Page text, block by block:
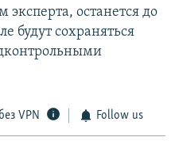
останется до
будут сохраняться
VPN Follow us